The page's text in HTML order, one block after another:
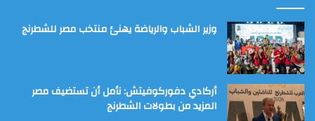
وزير الشباب والرياضة يهنئ منتخب مصر للشطرنج
أركادي دفوركوفيتش: نأمل أن تستضيف مصر
المزيد من بطولات الشطرنج